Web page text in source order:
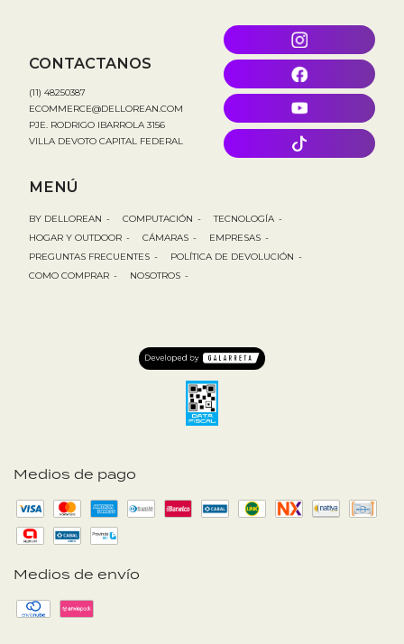
Medios de pago
Medios de envío
CONTACTANOS
(11) 48250387
ECOMMERCE@DELLOREAN.COM
PJE. RODRIGO IBARROLA 3156
VILLA DEVOTO CAPITAL FEDERAL
MENÚ
BY DELLOREAN - COMPUTACIÓN - TECNOLOGÍA -
HOGAR Y OUTDOOR - CÁMARAS - EMPRESAS -
PREGUNTAS FRECUENTES - POLÍTICA DE DEVOLUCIÓN -
COMO COMPRAR - NOSOTROS -